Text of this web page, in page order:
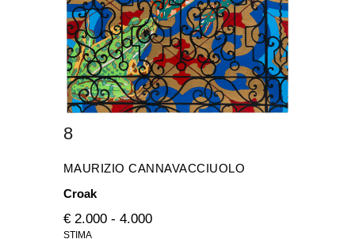
8
MAURIZIO CANNAVACCIUOLO
Croak
€ 2.000 - 4.000
STIMA